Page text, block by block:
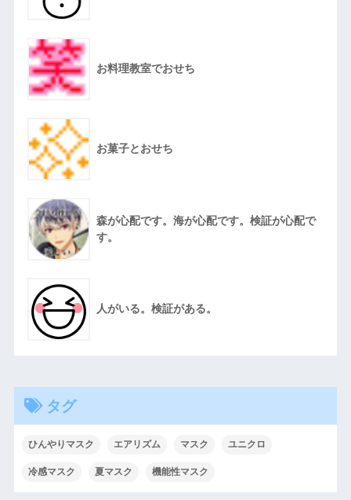
お料理教室でおせち
お菓子とおせち
森が心配です。海が心配です。検証が心配で
す。
人がいる。検証がある。
タグ
ひんやりマスク エアリズム マスク ユニクロ
冷感マスク 夏マスク 機能性マスク